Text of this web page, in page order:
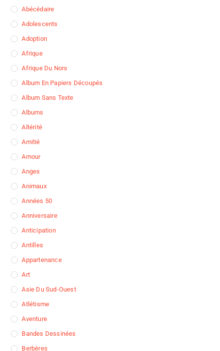
Abécédaire
Adolescents
Adoption
Afrique
Afrique Du Nors
Album En Papiers Découpés
Album Sans Texte
Albums
Altérité
Amitié
Amour
Anges
Animaux
Années 50
Anniversaire
Anticipation
Antilles
Appartenance
Art
Asie Du Sud-Ouest
Atlétisme
Aventure
Bandes Dessinées
Berbères